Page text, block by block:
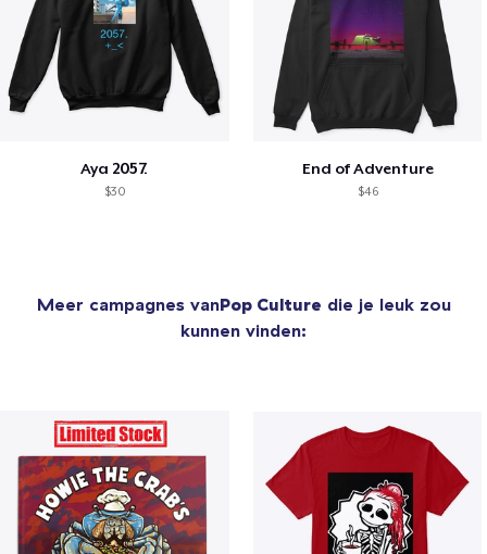
Aya 2057.
$30
End of Adventure
$46
Meer campagnes vanPop Culture die je leuk zou
kunnen vinden: